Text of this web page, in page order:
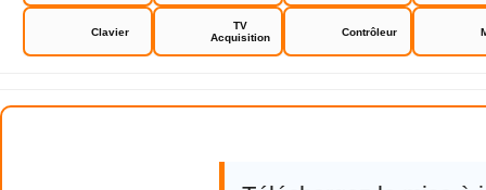
Clavier
TV
Acquisition
Contrôleur
Asrock H61M-S bios drivers